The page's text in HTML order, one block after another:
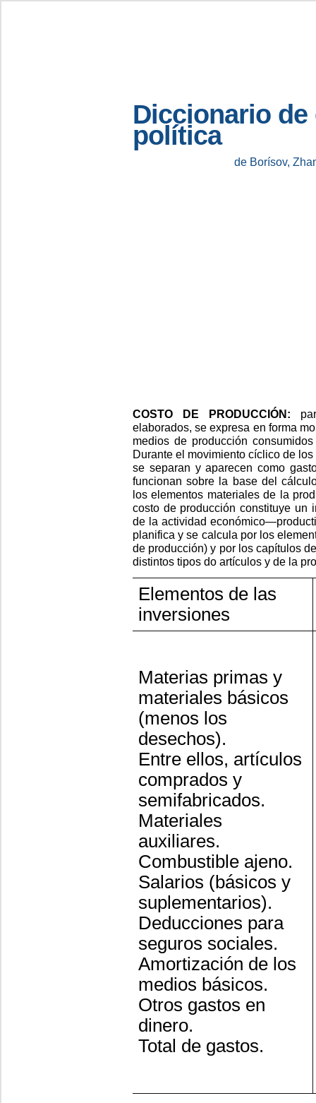
Diccionario de
política
de Borísov,
COSTO DE PRODUCCIÓN:
elaborados, se expresa en forma
medios de producción
Durante el movimiento cíclico de
se separan y aparecen como
funcionan sobre la base del
los elementos materiales de la
costo de producción constituye un
de la actividad
planifica y se calcula por los
de producción) y por los capítulos
distintos tipos do artículos y de la
Elementos de las
inversiones
Materias primas y
materiales básicos
(menos los
desechos).
Entre ellos, artículos
comprados y
semifabricados.
Materiales
auxiliares.
Combustible ajeno.
Salarios (básicos y
suplementarios).
Deducciones para
seguros sociales.
Amortización de los
medios básicos.
Otros gastos en
dinero.
Total de gastos.